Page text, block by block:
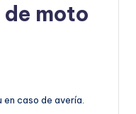
de moto
en caso de avería.